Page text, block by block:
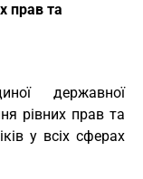
прав та
державної
рівних прав та
у всіх сферах